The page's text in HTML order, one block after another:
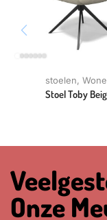
stoelen,
Stoel Toby
Onze